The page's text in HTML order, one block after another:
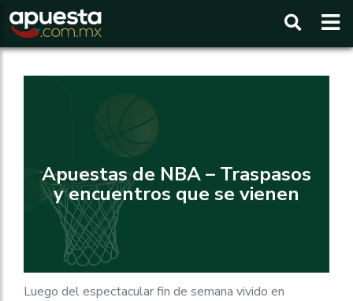
Buscar
Apuestas de NBA – Traspasos
y encuentros que se vienen
Luego del espectacular fin de semana vivido en